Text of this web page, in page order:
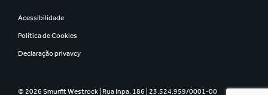
Acessibilidade
Política de Cookies
Declaração privavcy
© 2026 Smurfit Westrock | Rua Inpa, 186 | 23.524.959/0001-00